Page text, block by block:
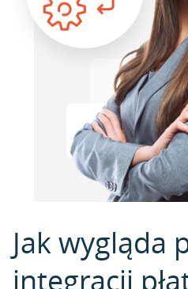
Jak wygląda
integracji